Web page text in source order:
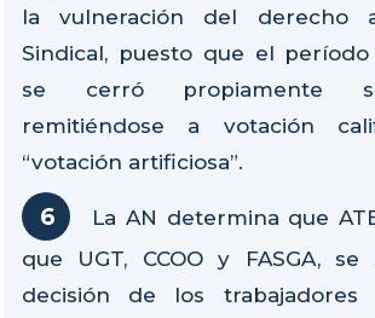
la vulneración del derecho
Sindical, puesto que el
se cerró propiamente
remitiéndose a votación
“votación artificiosa”.
La AN determina que
que UGT, CCOO y FASGA,
decisión de los trabajadores